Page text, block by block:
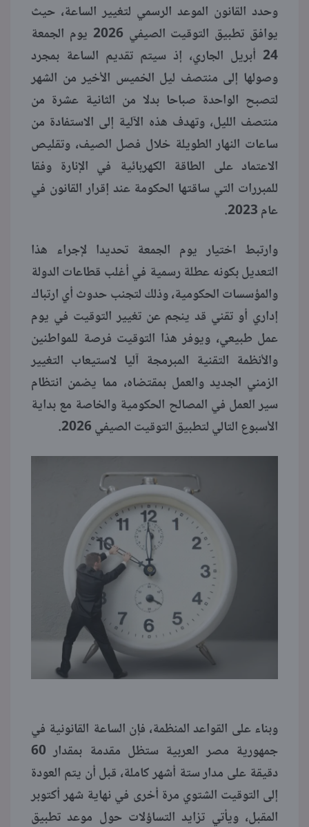
وحدد القانون الموعد الرسمي لتغيير الساعة، حيث
يوافق تطبيق التوقيت الصيفي 2026 يوم الجمعة
24 أبريل الجاري، إذ سيتم تقديم الساعة بمجرد
وصولها إلى منتصف ليل الخميس الأخير من الشهر
لتصبح الواحدة صباحا بدلا من الثانية عشرة من
منتصف الليل، وتهدف هذه الآلية إلى الاستفادة من
ساعات النهار الطويلة خلال فصل الصيف، وتقليص
الاعتماد على الطاقة الكهربائية في الإنارة وفقا
للمبررات التي ساقتها الحكومة عند إقرار القانون في
عام 2023.
وارتبط اختيار يوم الجمعة تحديدا لإجراء هذا
التعديل بكونه عطلة رسمية في أغلب قطاعات الدولة
والمؤسسات الحكومية، وذلك لتجنب حدوث أي ارتباك
إداري أو تقني قد ينجم عن تغيير التوقيت في يوم
عمل طبيعي، ويوفر هذا التوقيت فرصة للمواطنين
والأنظمة التقنية المبرمجة آليا لاستيعاب التغيير
الزمني الجديد والعمل بمقتضاه، مما يضمن انتظام
سير العمل في المصالح الحكومية والخاصة مع بداية
الأسبوع التالي لتطبيق التوقيت الصيفي 2026.
وبناء على القواعد المنظمة، فإن الساعة القانونية في
جمهورية مصر العربية ستظل مقدمة بمقدار 60
دقيقة على مدار ستة أشهر كاملة، قبل أن يتم العودة
إلى التوقيت الشتوي مرة أخرى في نهاية شهر أكتوبر
المقبل، ويأتي تزايد التساؤلات حول موعد تطبيق